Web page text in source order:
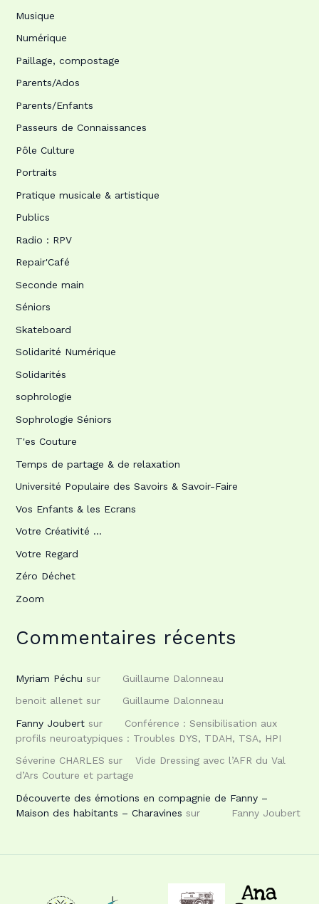
Musique
Numérique
Paillage, compostage
Parents/Ados
Parents/Enfants
Passeurs de Connaissances
Pôle Culture
Portraits
Pratique musicale & artistique
Publics
Radio : RPV
Repair'Café
Seconde main
Séniors
Skateboard
Solidarité Numérique
Solidarités
sophrologie
Sophrologie Séniors
T'es Couture
Temps de partage & de relaxation
Université Populaire des Savoirs & Savoir-Faire
Vos Enfants & les Ecrans
Votre Créativité …
Votre Regard
Zéro Déchet
Zoom
Commentaires récents
Myriam Péchu sur
Guillaume Dalonneau
benoit allenetsur
Guillaume Dalonneau
Fanny Joubertsur
Conférence : Sensibilisation aux
profils neuroatypiques : Troubles DYS, TDAH, TSA, HPI
Séverine CHARLES sur
Vide Dressing avec l’AFR du Val
d’Ars Couture et partage
Découverte des émotions en compagnie de Fanny –
Maison des habitants – Charavines sur Fanny Joubert